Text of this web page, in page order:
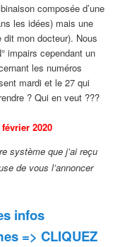
composée d’une
les idées) mais une
mon docteur). Nous
impairs cependant un
les numéros
mardi et le 27 qui
? Qui en veut ???
2020
système que j’ai reçu
de vous l’annoncer
infos
=> CLIQUEZ